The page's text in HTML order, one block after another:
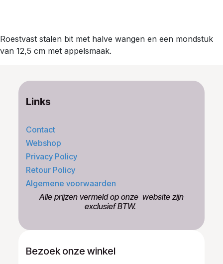
Roestvast stalen bit met halve wangen en een mondstuk
van 12,5 cm met appelsmaak.
Links
Contact
Webshop
Privacy Policy
Retour Policy
Algemene voorwaarden
​Alle prijzen vermeld op onze ​website zijn
exclusief BTW.
Bezoek onze winkel